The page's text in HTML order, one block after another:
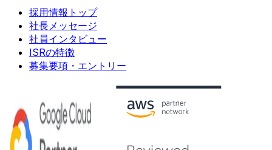
採用情報トップ
社長メッセージ
社員インタビュー
ISRの特徴
募集要項・エントリー